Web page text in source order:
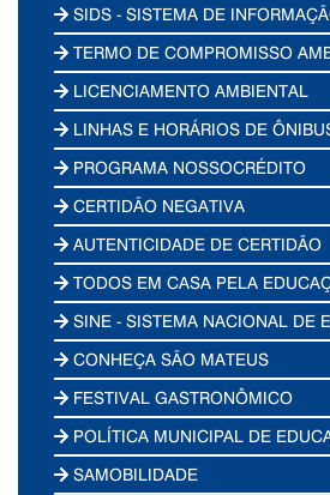
SIDS - SISTEMA DE
TERMO DE COMPROMISSO
LICENCIAMENTO AMBIENTAL
LINHAS E HORÁRIOS DE
PROGRAMA NOSSOCRÉDITO
CERTIDÃO NEGATIVA
AUTENTICIDADE DE CERTIDÃO
TODOS EM CASA PELA
SINE - SISTEMA NACIONAL DE
CONHEÇA SÃO MATEUS
FESTIVAL GASTRONÔMICO
POLÍTICA MUNICIPAL DE
SAMOBILIDADE